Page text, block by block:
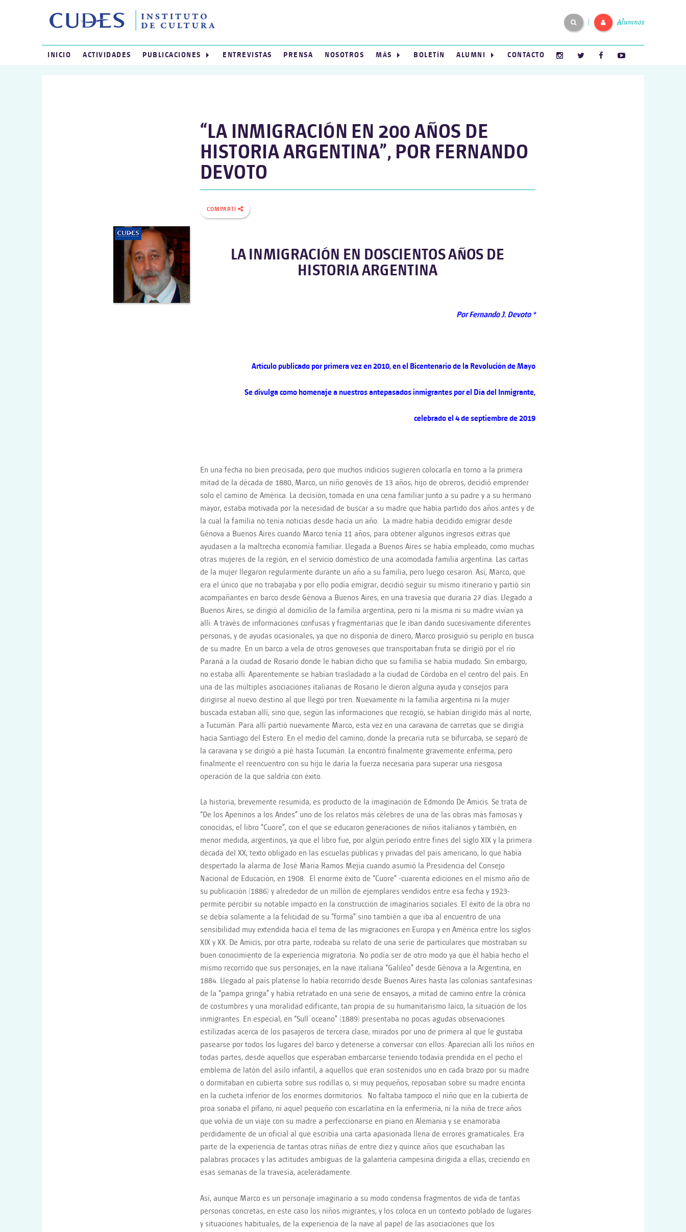
Alumnos
INICIO ACTIVIDADES PUBLICACIONES ENTREVISTAS PRENSA NOSOTROS MÁS BOLETÍN ALUMNI CONTACTO
“LA INMIGRACIÓN EN 200 AÑOS DE
HISTORIA ARGENTINA”, POR FERNANDO
DEVOTO
COMPARTÍ
LA INMIGRACIÓN EN DOSCIENTOS AÑOS DE
HISTORIA ARGENTINA
Por Fernando J. Devoto *
Artículo publicado por primera vez en 2010, en el Bicentenario de la Revolución de Mayo
Se divulga como homenaje a nuestros antepasados inmigrantes por el Día del Inmigrante,
celebrado el 4 de septiembre de 2019
En una fecha no bien precisada, pero que muchos indicios sugieren colocarla en torno a la primera
mitad de la década de 1880, Marco, un niño genovés de 13 años, hijo de obreros, decidió emprender
solo el camino de América. La decisión, tomada en una cena familiar junto a su padre y a su hermano
mayor, estaba motivada por la necesidad de buscar a su madre que había partido dos años antes y de
la cual la familia no tenía noticias desde hacía un año. La madre había decidido emigrar desde
Génova a Buenos Aires cuando Marco tenía 11 años, para obtener algunos ingresos extras que
ayudasen a la maltrecha economía familiar. Llegada a Buenos Aires se había empleado, como muchas
otras mujeres de la región, en el servicio doméstico de una acomodada familia argentina. Las cartas
de la mujer llegaron regularmente durante un año a su familia, pero luego cesaron. Así, Marco, que
era el único que no trabajaba y por ello podía emigrar, decidió seguir su mismo itinerario y partió sin
acompañantes en barco desde Génova a Buenos Aires, en una travesía que duraría 27 días. Llegado a
Buenos Aires, se dirigió al domicilio de la familia argentina, pero ni la misma ni su madre vivían ya
allí. A través de informaciones confusas y fragmentarias que le iban dando sucesivamente diferentes
personas, y de ayudas ocasionales, ya que no disponía de dinero, Marco prosiguió su periplo en busca
de su madre. En un barco a vela de otros genoveses que transportaban fruta se dirigió por el río
Paraná a la ciudad de Rosario donde le habían dicho que su familia se había mudado. Sin embargo,
no estaba allí. Aparentemente se habían trasladado a la ciudad de Córdoba en el centro del país. En
una de las múltiples asociaciones italianas de Rosario le dieron alguna ayuda y consejos para
dirigirse al nuevo destino al que llegó por tren. Nuevamente ni la familia argentina ni la mujer
buscada estaban allí, sino que, según las informaciones que recogió, se habían dirigido más al norte,
a Tucumán. Para allí partió nuevamente Marco, esta vez en una caravana de carretas que se dirigía
hacia Santiago del Estero. En el medio del camino, donde la precaria ruta se bifurcaba, se separó de
la caravana y se dirigió a pié hasta Tucumán. La encontró finalmente gravemente enferma, pero
finalmente el reencuentro con su hijo le daría la fuerza necesaria para superar una riesgosa
operación de la que saldría con éxito.
La historia, brevemente resumida, es producto de la imaginación de Edmondo De Amicis. Se trata de
“De los Apeninos a los Andes” uno de los relatos más célebres de una de las obras más famosas y
conocidas, el libro “Cuore”, con el que se educaron generaciones de niños italianos y también, en
menor medida, argentinos, ya que el libro fue, por algún período entre fines del siglo XIX y la primera
década del XX, texto obligado en las escuelas públicas y privadas del país americano, lo que había
despertado la alarma de José María Ramos Mejía cuando asumió la Presidencia del Consejo
Nacional de Educación, en 1908. El enorme éxito de “Cuore” -cuarenta ediciones en el mismo año de
su publicación (1886) y alrededor de un millón de ejemplares vendidos entre esa fecha y 1923-
permite percibir su notable impacto en la construcción de imaginarios sociales. El éxito de la obra no
se debía solamente a la felicidad de su “forma” sino también a que iba al encuentro de una
sensibilidad muy extendida hacia el tema de las migraciones en Europa y en América entre los siglos
XIX y XX. De Amicis, por otra parte, rodeaba su relato de una serie de particulares que mostraban su
buen conocimiento de la experiencia migratoria. No podía ser de otro modo ya que él había hecho el
mismo recorrido que sus personajes, en la nave italiana “Galileo” desde Génova a la Argentina, en
1884. Llegado al país platense lo había recorrido desde Buenos Aires hasta las colonias santafesinas
de la “pampa gringa” y había retratado en una serie de ensayos, a mitad de camino entre la crónica
de costumbres y una moralidad edificante, tan propia de su humanitarismo laico, la situación de los
inmigrantes. En especial, en “Sull´oceano” (1889) presentaba no pocas agudas observaciones
estilizadas acerca de los pasajeros de tercera clase, mirados por uno de primera al que le gustaba
pasearse por todos los lugares del barco y detenerse a conversar con ellos. Aparecían allí los niños en
todas partes, desde aquellos que esperaban embarcarse teniendo todavía prendida en el pecho el
emblema de latón del asilo infantil, a aquellos que eran sostenidos uno en cada brazo por su madre
o dormitaban en cubierta sobre sus rodillas o, si muy pequeños, reposaban sobre su madre encinta
en la cucheta inferior de los enormes dormitorios. No faltaba tampoco el niño que en la cubierta de
proa sonaba el pífano, ni aquel pequeño con escarlatina en la enfermería, ni la niña de trece años
que volvía de un viaje con su madre a perfeccionarse en piano en Alemania y se enamoraba
perdidamente de un oficial al que escribía una carta apasionada llena de errores gramaticales. Era
parte de la experiencia de tantas otras niñas de entre diez y quince años que escuchaban las
palabras procaces y las actitudes ambiguas de la galantería campesina dirigida a ellas, creciendo en
esas semanas de la travesía, aceleradamente.
Así, aunque Marco es un personaje imaginario a su modo condensa fragmentos de vida de tantas
personas concretas, en este caso los niños migrantes, y los coloca en un contexto poblado de lugares
y situaciones habituales, de la experiencia de la nave al papel de las asociaciones que los